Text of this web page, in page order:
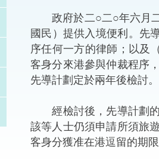
法律樞紐
促成交易和爭議解決服務中心
政府於二○二○年六月二
國民）提供入境便利。先
序任何一方的律師；以及
客身分來港參與仲裁程序
先導計劃定於兩年後檢討。
經檢討後，先導計劃的
該等人士仍須申請所須旅
客身分獲准在港逗留的期限